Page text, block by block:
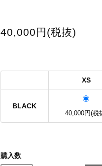
40,000円(税抜)
XS
BLACK
40,000円(税
購入数